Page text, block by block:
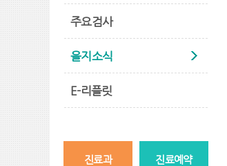
주요검사
을지소식
E-리플릿
진료과
진료예약